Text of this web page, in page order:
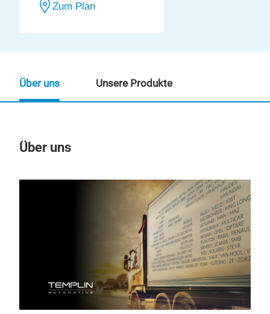
Zum Plan
Über uns
Über uns Unsere Produkte